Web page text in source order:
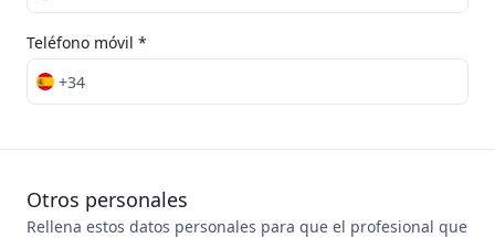
Teléfono móvil *
+34
Otros personales
Rellena estos datos personales para que el profesional que